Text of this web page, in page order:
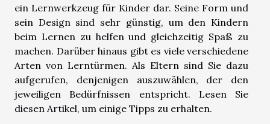
ein Lernwerkzeug für Kinder dar. Seine Form und
sein Design sind sehr günstig, um den Kindern
beim Lernen zu helfen und gleichzeitig Spaß zu
machen. Darüber hinaus gibt es viele verschiedene
Arten von Lerntürmen. Als Eltern sind Sie dazu
aufgerufen, denjenigen auszuwählen, der den
jeweiligen Bedürfnissen entspricht. Lesen Sie
diesen Artikel, um einige Tipps zu erhalten.